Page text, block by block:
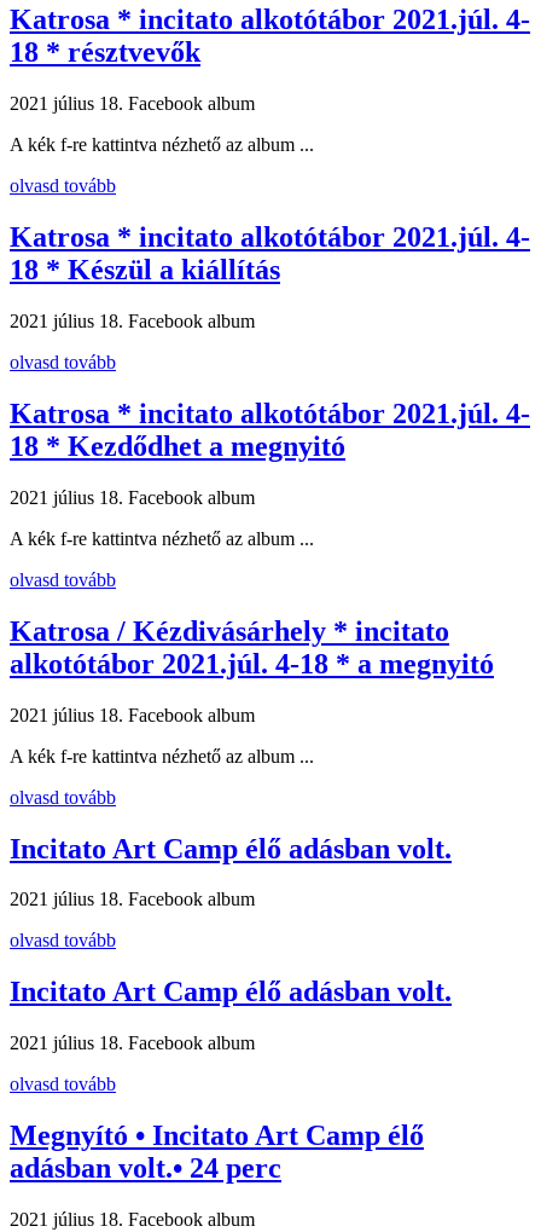
Katrosa * incitato alkotótábor 2021.júl. 4-
18 * résztvevők
2021 július 18. Facebook album
A kék f-re kattintva nézhető az album ...
olvasd tovább
Katrosa * incitato alkotótábor 2021.júl. 4-
18 * Készül a kiállítás
2021 július 18. Facebook album
olvasd tovább
Katrosa * incitato alkotótábor 2021.júl. 4-
18 * Kezdődhet a megnyitó
2021 július 18. Facebook album
A kék f-re kattintva nézhető az album ...
olvasd tovább
Katrosa / Kézdivásárhely * incitato
alkotótábor 2021.júl. 4-18 * a megnyitó
2021 július 18. Facebook album
A kék f-re kattintva nézhető az album ...
olvasd tovább
Incitato Art Camp élő adásban volt.
2021 július 18. Facebook album
olvasd tovább
Incitato Art Camp élő adásban volt.
2021 július 18. Facebook album
olvasd tovább
Megnyító • Incitato Art Camp élő
adásban volt.• 24 perc
2021 július 18. Facebook album